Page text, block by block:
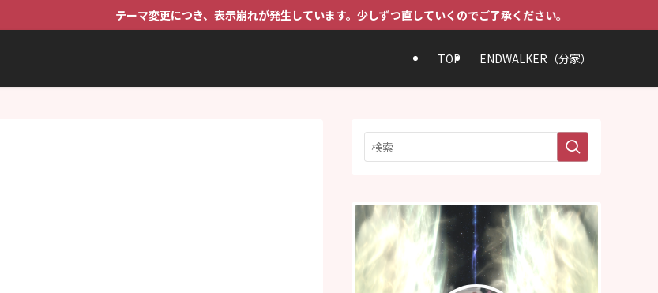
テーマ変更につき、表示崩れが発生しています。少しずつ直していくのでご了承ください。
TOP ENDWALKER（分家）